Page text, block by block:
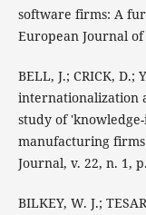
software firms: A
European Journal of
BELL, J.; CRICK, D.;
internationalization
study of
manufacturing
Journal, v. 22, n. 1,
BILKEY, W. J.;